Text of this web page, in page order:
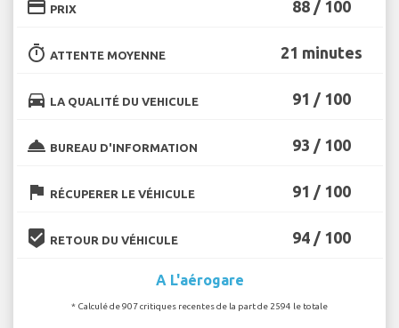
credit_card PRIX 88 / 100
timer ATTENTE MOYENNE 21 minutes
directions_car LA QUALITÉ DU VEHICULE 91 / 100
room_service BUREAU D'INFORMATION 93 / 100
flag RÉCUPERER LE VÉHICULE 91 / 100
beenhere RETOUR DU VÉHICULE 94 / 100
A L'aérogare
* Calculé de 907 critiques recentes de la part de 2594 le totale